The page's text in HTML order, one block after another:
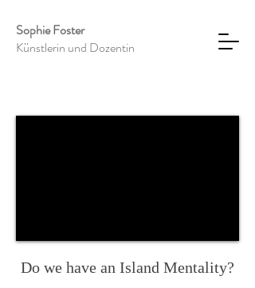
Sophie Foster
Künstlerin und Dozentin
Do we have an Island Mentality?